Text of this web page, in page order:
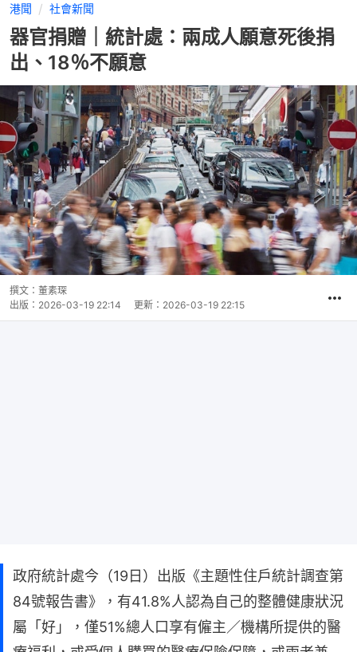
港聞 社會新聞
器官捐贈｜統計處：兩成人願意死後捐
出、18％不願意
撰文： 董素琛
出版： 2026-03-19 22:14 更新： 2026-03-19 22:15
政府統計處今（19日）出版《主題性住戶統計調查第
84號報告書》，有41.8%人認為自己的整體健康狀況
屬「好」，僅51%總人口享有僱主／機構所提供的醫